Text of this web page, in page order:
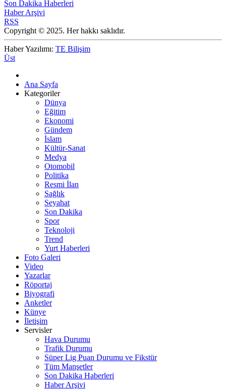
Son Dakika Haberleri
Haber Arşivi
RSS
Copyright © 2025. Her hakkı saklıdır.
Haber Yazılımı: TE Bilişim
Üst
Ana Sayfa
Kategoriler
Dünya
Eğitim
Ekonomi
Gündem
İslam
Kültür-Sanat
Medya
Otomobil
Politika
Resmi İlan
Sağlık
Seyahat
Son Dakika
Spor
Teknoloji
Trend
Yurt Haberleri
Foto Galeri
Video
Yazarlar
Röportaj
Biyografi
Anketler
Künye
İletişim
Servisler
Hava Durumu
Trafik Durumu
Süper Lig Puan Durumu ve Fikstür
Tüm Manşetler
Son Dakika Haberleri
Haber Arşivi